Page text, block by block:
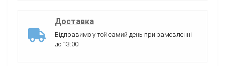
Доставка
Відправимо у той самий день при замовленні
до 13:00